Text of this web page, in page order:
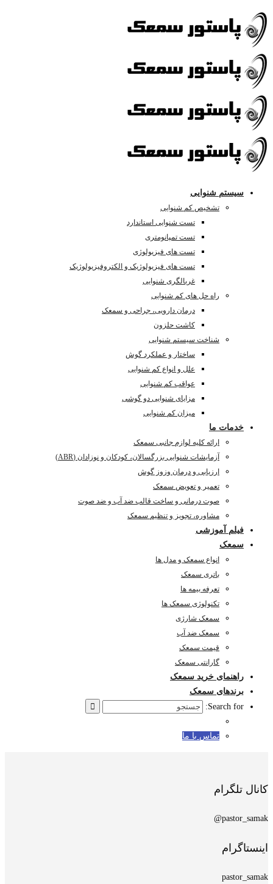
سیستم شنوایی
تشخیص کم شنوایی
تست شنوایی استاندارد
تست تمپانومتری
تست های فیزیولوژی
تست های فیزیولوژیک و الکتروفیزیولوژیک
غربالگری شنوایی
راه حل های کم شنوایی
درمان دارویی، جراحی و سمعک
کاشت حلزون
شناخت سیستم شنوایی
ساختار و عملکرد گوش
علل و انواع کم شنوایی
عواقب کم شنوایی
مزایای شنوایی دو گوشی
میزان کم شنوایی
خدمات ما
ارائه کلیه لوازم جانبی سمعک
آزمایشات شنوایی بزرگسالان، کودکان و نوزادان (ABR)
ارزیابی و درمان وزوز گوش
تعمیر و تعویض سمعک
صوت درمانی و ساخت قالب ضد آب و ضد صوت
مشاوره، تجویز و تنظیم سمعک
فیلم آموزشی
سمعک
انواع سمعک و مدل ها
باتری سمعک
تعرفه بیمه ها
تکنولوژی سمعک ها
سمعک شارژی
سمعک ضد آب
قیمت سمعک
گارانتی سمعک
راهنمای خرید سمعک
برندهای سمعک
Search for:
تماس با ما
کانال تلگرام
pastor_samak@
اینستاگرام
pastor_samak